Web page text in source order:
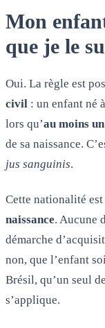
Mon
que je le
Oui. La règle est
civil : un enfant né
lors qu’au moins
de sa naissance.
jus sanguinis.
Cette nationalité est
naissance. Aucune
démarche
non, que l’enfant
Brésil, qu’un seul
s’applique.